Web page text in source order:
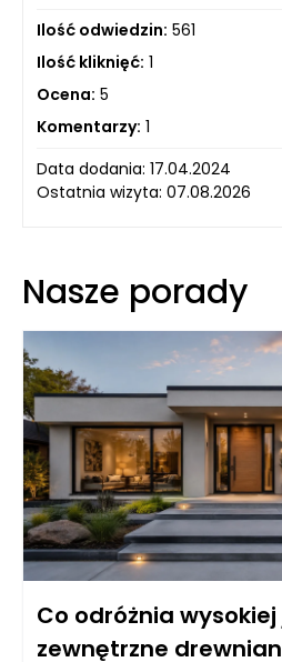
Ilość odwiedzin: 561
Ilość kliknięć: 1
Ocena: 5
Komentarzy: 1
Data dodania: 17.04.2024
Ostatnia wizyta: 07.08.2026
Nasze porady
Co odróżnia
zewnętrzne